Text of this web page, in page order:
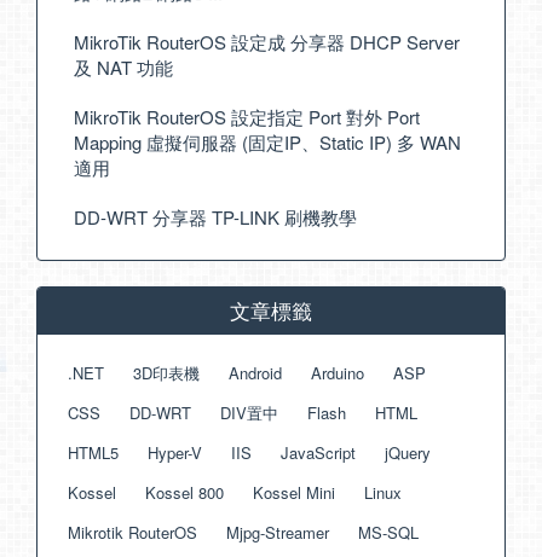
MikroTik RouterOS 設定成 分享器 DHCP Server
及 NAT 功能
MikroTik RouterOS 設定指定 Port 對外 Port
Mapping 虛擬伺服器 (固定IP、Static IP) 多 WAN
適用
DD-WRT 分享器 TP-LINK 刷機教學
文章標籤
.NET 3D印表機 Android Arduino
ASP
CSS
DD-WRT DIV置中 Flash
HTML
HTML5
Hyper-V IIS JavaScript
jQuery
Kossel
Kossel 800 Kossel Mini
Linux
Mikrotik RouterOS
Mjpg-Streamer
MS-SQL